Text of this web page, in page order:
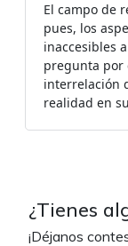
El campo de
pues, los
inaccesibles
pregunta por
interrelación
realidad en
¿Tienes
¡Déjanos